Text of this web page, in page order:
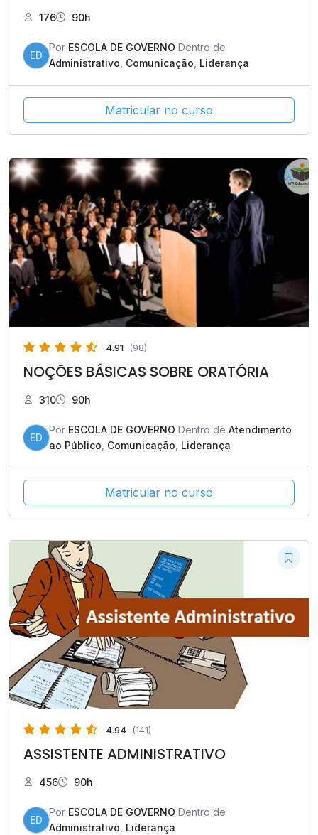
176 90h
ED
Por ESCOLA DE GOVERNO Dentro de
Administrativo Comunicação Liderança
Matricular no curso
4.91 (98)
NOÇÕES BÁSICAS SOBRE ORATÓRIA
310 90h
ED
Por ESCOLA DE GOVERNO Dentro de Atendimento
ao Público Comunicação Liderança
Matricular no curso
4.94 (141)
ASSISTENTE ADMINISTRATIVO
456 90h
ED
Por ESCOLA DE GOVERNO Dentro de
Administrativo Liderança